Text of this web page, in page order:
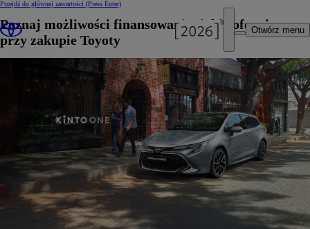
Przejdź do głównej zawartości (Press Enter)
Otwórz menu
Poznaj możliwości finansowania, jakie oferujemy
przy zakupie Toyoty